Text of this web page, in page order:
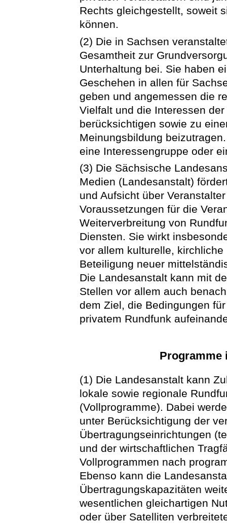
Rechts gleichgestellt, soweit
können.
(2) Die in Sachsen
Gesamtheit zur
Unterhaltung bei. Sie haben
Geschehen in allen für
geben und angemessen die
Vielfalt und die Interessen
berücksichtigen sowie zu
Meinungsbildung
eine Interessengruppe oder
(3) Die Sächsische
Medien (Landesanstalt)
und Aufsicht über
Voraussetzungen für die
Weiterverbreitung von
Diensten. Sie wirkt
vor allem kulturelle,
Beteiligung neuer
Die Landesanstalt kann mit
Stellen vor allem auch
dem Ziel, die Bedingungen
privatem Rundfunk
Programme
(1) Die Landesanstalt kann
lokale sowie regionale
(Vollprogramme). Dabei
unter Berücksichtigung der
Übertragungseinrichtungen
und der wirtschaftlichen
Vollprogrammen nach
Ebenso kann die
Übertragungskapazitäten
wesentlichen gleichartigen
oder über Satelliten